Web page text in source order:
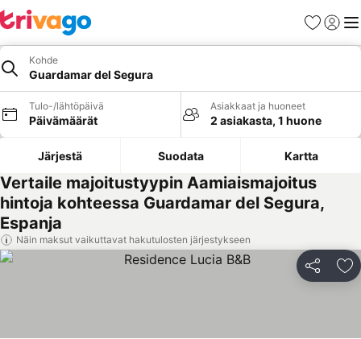
Suosikit
Kohde
Guardamar del Segura
Tulo-/lähtöpäivä
Päivämäärät
Asiakkaat ja huoneet
2 asiakasta, 1 huone
Järjestä Suodata Kartta
Vertaile majoitustyypin Aamiaismajoitus
hintoja kohteessa Guardamar del Segura,
Espanja
Näin maksut vaikuttavat hakutulosten järjestykseen
Jaa